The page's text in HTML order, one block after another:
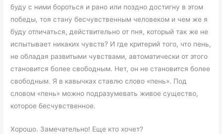
буду с ними бороться и рано или поздно достигну в этом
победы, тоя стану бесчувственным человеком и чем же я
буду отличаться, действительно от пня, который так же не
испытывает никаких чувств? И где критерий того, что пень,
не обладая развитыми чувствами, автоматически от этого
становится более свободным. Нет, он не становится более
свободным. Я в кавычках ставлю слово «пень». Под
словом «пень» можно подразумевать живое существо,
которое бесчувственное.
Хорошо. Замечательно! Еще кто хочет?